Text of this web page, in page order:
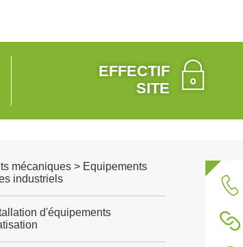
EFFECTIF
SITE
mécaniques > Equipements
industriels
d'équipements